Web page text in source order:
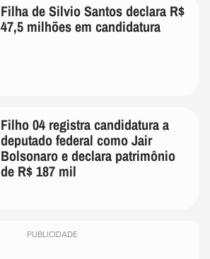
Filha de Silvio Santos declara R$
47,5 milhões em candidatura
Filho 04 registra candidatura a
deputado federal como Jair
Bolsonaro e declara patrimônio
de R$ 187 mil
PUBLICIDADE